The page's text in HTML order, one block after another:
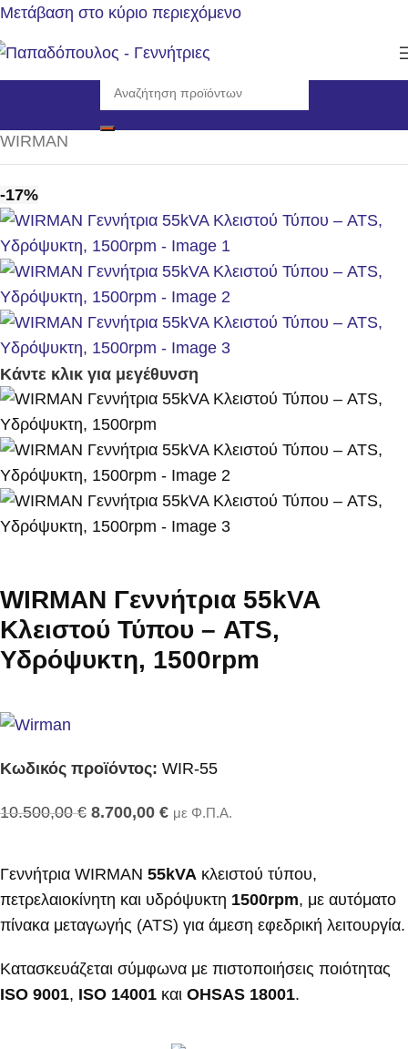
Μετάβαση στο κύριο περιεχόμενο
Αρχική σελίδα/Γεννήτριες/Η/Ζ Κλειστού τύπου 1500rpm
WIRMAN
-17%
Κάντε κλικ για μεγέθυνση
WIRMAN Γεννήτρια 55kVA
Κλειστού Τύπου – ATS,
Υδρόψυκτη, 1500rpm
Κωδικός προϊόντος: WIR-55
10.500,00€ 8.700,00 € με Φ.Π.Α.
Γεννήτρια WIRMAN 55kVA κλειστού τύπου,
πετρελαιοκίνητη και υδρόψυκτη 1500rpm, με αυτόματο
πίνακα μεταγωγής (ATS) για άμεση εφεδρική λειτουργία.
Κατασκευάζεται σύμφωνα με πιστοποιήσεις ποιότητας
ISO 9001, ISO 14001 και OHSAS 18001.